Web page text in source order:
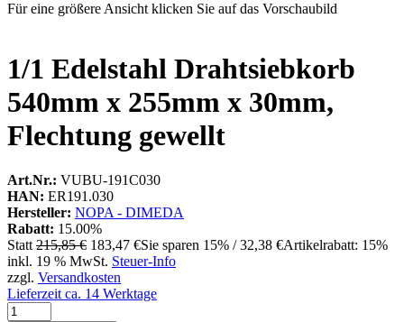
Für eine größere Ansicht klicken Sie auf das Vorschaubild
1/1 Edelstahl Drahtsiebkorb
540mm x 255mm x 30mm,
Flechtung gewellt
Art.Nr.: VUBU-191C030
HAN: ER191.030
Hersteller: NOPA - DIMEDA
Rabatt: 15.00%
Statt 215,85 € 183,47 €Sie sparen 15% / 32,38 €Artikelrabatt: 15%
inkl. 19 % MwSt. Steuer-Info
zzgl. Versandkosten
Lieferzeit ca. 14 Werktage